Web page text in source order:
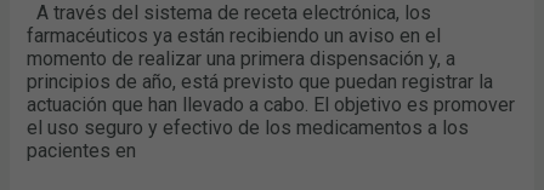
A través del sistema de receta electrónica, los
farmacéuticos ya están recibiendo un aviso en el
momento de realizar una primera dispensación y, a
principios de año, está previsto que puedan registrar la
actuación que han llevado a cabo. El objetivo es promover
el uso seguro y efectivo de los medicamentos a los
pacientes en